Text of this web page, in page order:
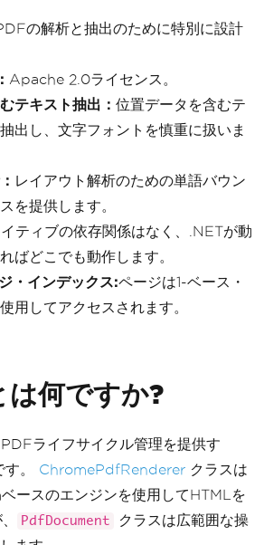
の解析と抽出のために特別に設計
Apache 2.0ライセンス。
テキスト抽出： 位置データを含むテ
出し、文字フォントを慎重に扱いま
レイアウト解析のための単語バウン
を提供します。
ティブの依存関係はなく、.NETが動
ばどこでも動作します。
・インデックス:ページは1-ベース・
用してアクセスされます。
何ですか?
ライフサイクル管理を提供す
す。 ChromePdfRenderer クラスは
ースのエンジンを使用してHTMLを
PdfDocument
クラスは広範囲な操